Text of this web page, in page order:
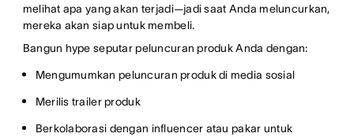
melihat apa yang akan terjadi—jadi saat Anda meluncurkan,
mereka akan siap untuk membeli.
Bangun hype seputar peluncuran produk Anda dengan:
Mengumumkan peluncuran produk di media sosial
Merilis trailer produk
Berkolaborasi dengan influencer atau pakar untuk